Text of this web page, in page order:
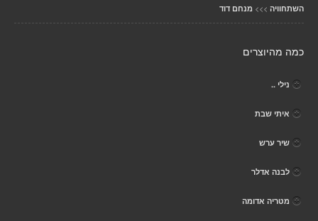
השתחוויה >>> מנחם דוד
כמה מהיוצרים
נילי ..
איתי שבת
שיר ערש
לבנה אדלר
מטריה אדומה